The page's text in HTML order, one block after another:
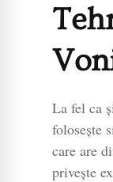
La fel ca
folosește
care are
privește